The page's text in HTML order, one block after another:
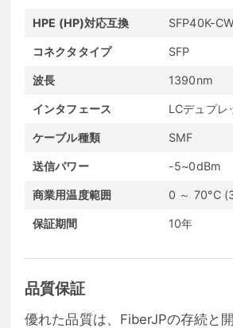
HPE (HP)対応互換 SFP40K-
コネクタタイプ SFP
波長 1390nm
インタフェース LCデュプレ
ケーブル種類 SMF
送信パワー -5~0dBm
商業用温度範囲 0 ～ 70°C
保証期間 10年
品質保証
優れた品質は、FiberJPの存続と